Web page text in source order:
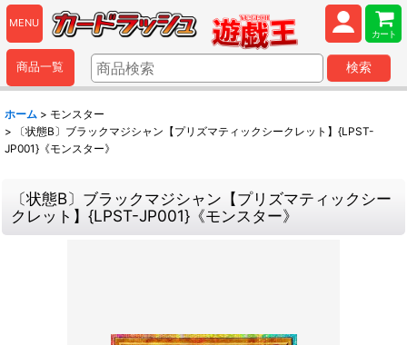
MENU
カート
商品一覧 検索
ホーム > モンスター
>
〔状態B〕ブラックマジシャン【プリズマティックシークレット】{LPST-
JP001}《モンスター》
〔状態B〕ブラックマジシャン【プリズマティックシー
クレット】{LPST-JP001}《モンスター》